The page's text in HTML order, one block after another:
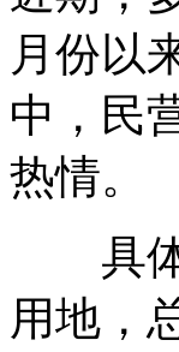
月份以
中，民
热情。
具体
用地，